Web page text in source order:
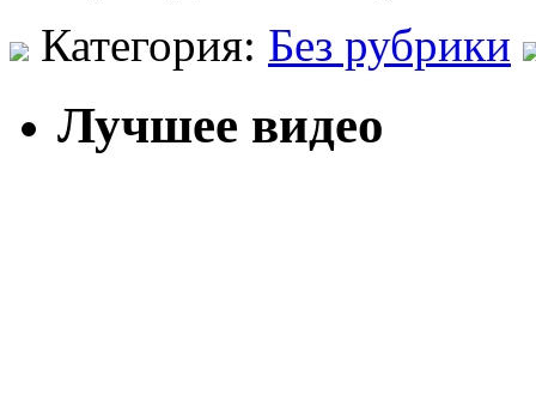
Категория: Без рубрики
Лучшее видео